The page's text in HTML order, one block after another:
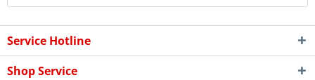
Service Hotline
Shop Service